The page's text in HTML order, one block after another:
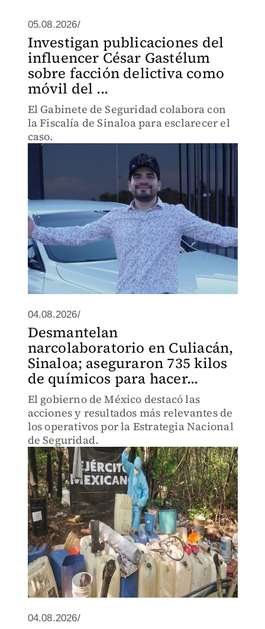
05.08.2026/
Investigan publicaciones del
influencer César Gastélum
sobre facción delictiva como
móvil del ...
El Gabinete de Seguridad colabora con
la Fiscalía de Sinaloa para esclarecer el
caso.
04.08.2026/
Desmantelan
narcolaboratorio en Culiacán,
Sinaloa; aseguraron 735 kilos
de químicos para hacer...
El gobierno de México destacó las
acciones y resultados más relevantes de
los operativos por la Estrategia Nacional
de Seguridad.
04.08.2026/